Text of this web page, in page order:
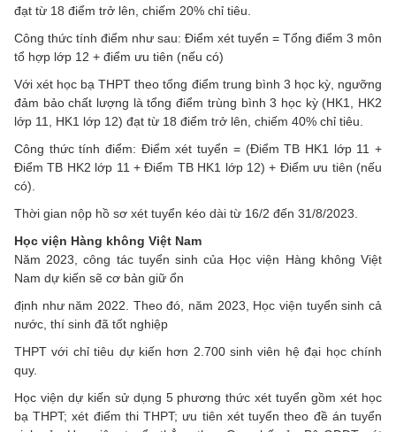
đạt từ 18 điểm trở lên, chiếm 20% chỉ tiêu.
Công thức tính điểm như sau: Điểm xét tuyển = Tổng điểm 3 môn
tổ hợp lớp 12 + điểm ưu tiên (nếu có)
Với xét học bạ THPT theo tổng điểm trung bình 3 học kỳ, ngưỡng
đảm bảo chất lượng là tổng điểm trùng bình 3 học kỳ (HK1, HK2
lớp 11, HK1 lớp 12) đạt từ 18 điểm trở lên, chiếm 40% chỉ tiêu.
Công thức tính điểm: Điểm xét tuyển = (Điểm TB HK1 lớp 11 +
Điểm TB HK2 lớp 11 + Điểm TB HK1 lớp 12) + Điểm ưu tiên (nếu
có).
Thời gian nộp hồ sơ xét tuyển kéo dài từ 16/2 đến 31/8/2023.
Học viện Hàng không Việt Nam
Năm 2023, công tác tuyển sinh của Học viện Hàng không Việt
Nam dự kiến sẽ cơ bản giữ ổn
định như năm 2022. Theo đó, năm 2023, Học viện tuyển sinh cả
nước, thí sinh đã tốt nghiệp
THPT với chỉ tiêu dự kiến hơn 2.700 sinh viên hệ đại học chính
quy.
Học viện dự kiến sử dụng 5 phương thức xét tuyển gồm xét học
bạ THPT; xét điểm thi THPT; ưu tiên xét tuyển theo đề án tuyển